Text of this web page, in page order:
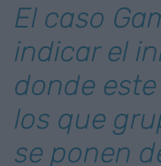
El caso
indicar el
donde
los que
se ponen